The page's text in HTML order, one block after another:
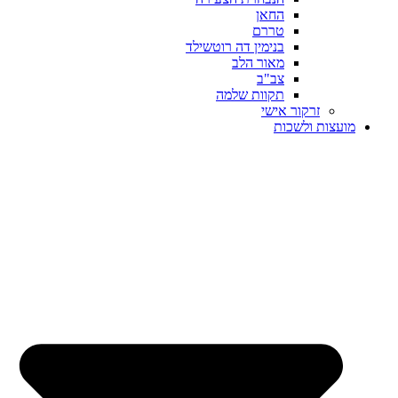
החאן
טררם
בנימין דה רוטשילד
מאור הלב
צב"ב
תקוות שלמה
זרקור אישי
מועצות ולשכות